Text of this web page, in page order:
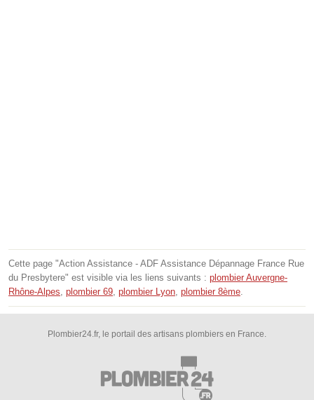
Cette page "Action Assistance - ADF Assistance Dépannage France Rue
du Presbytere" est visible via les liens suivants : plombier Auvergne-
Rhône-Alpes plombier 69 plombier Lyon plombier 8ème
Plombier24.fr, le portail des artisans plombiers en France.